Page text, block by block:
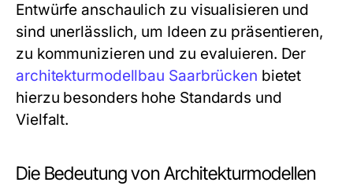
Entwürfe anschaulich zu visualisieren und
sind unerlässlich, um Ideen zu präsentieren,
zu kommunizieren und zu evaluieren. Der
architekturmodellbau Saarbrücken bietet
hierzu besonders hohe Standards und
Vielfalt.
Die Bedeutung von Architekturmodellen